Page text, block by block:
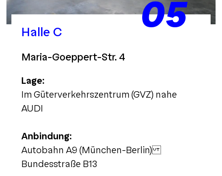
05
Halle C
Maria-Goeppert-Str. 4
Lage:
Im Güterverkehrszentrum (GVZ) nahe
AUDI
Anbindung:
Autobahn A9 (München-Berlin)
Bundesstraße B13